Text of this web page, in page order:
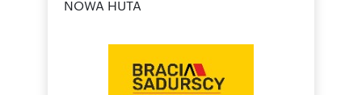
NOWA HUTA